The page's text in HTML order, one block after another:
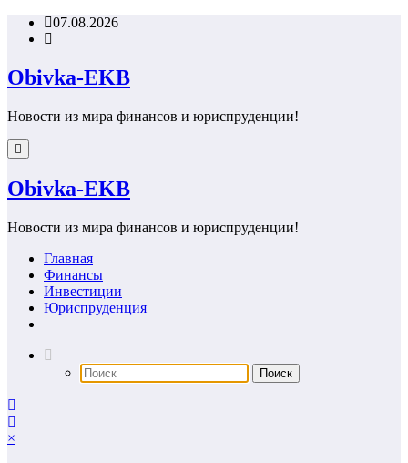
Перейти07.08.2026
Obivka-EKB
Новости из мира финансов и юриспруденции!
Obivka-EKB
Новости из мира финансов и юриспруденции!
Главная
Финансы
Инвестиции
Юриспруденция
×